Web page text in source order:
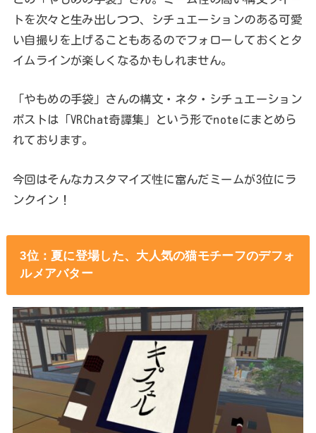
トを次々と生み出しつつ、シチュエーションのある可愛
い自撮りを上げることもあるのでフォローしておくとタ
イムラインが楽しくなるかもしれません。
「やもめの手袋」さんの構文・ネタ・シチュエーション
ポストは「VRChat奇譚集」という形でnoteにまとめら
れております。
今回はそんなカスタマイズ性に富んだミームが3位にラ
ンクイン！
3位：夏に登場した、大人気の猫モチーフのデフォ
ルメアバター